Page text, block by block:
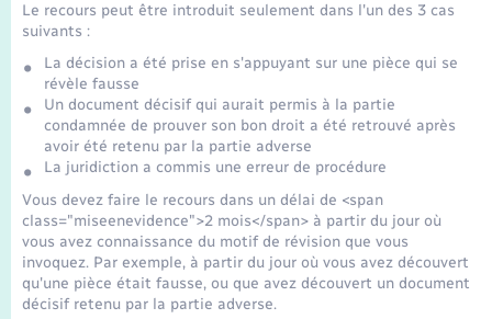
Sécurité - Prévention
Seniors
Transports
Voirie et espace public
Le recours peut être introduit seulement dans l'un des 3 cas
suivants :
La décision a été prise en s'appuyant sur une pièce qui se
révèle fausse
Un document décisif qui aurait permis à la partie
condamnée de prouver son bon droit a été retrouvé après
avoir été retenu par la partie adverse
La juridiction a commis une erreur de procédure
Vous devez faire le recours dans un délai de <span
class="miseenevidence">2 mois</span> à partir du jour où
vous avez connaissance du motif de révision que vous
invoquez. Par exemple, à partir du jour où vous avez découvert
qu'une pièce était fausse, ou que avez découvert un document
décisif retenu par la partie adverse.